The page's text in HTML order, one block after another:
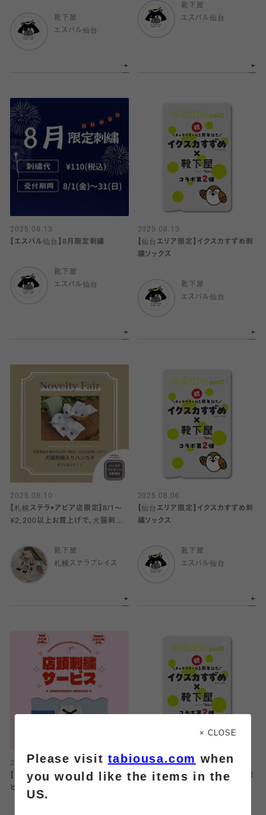
靴下屋
エスパル仙台
靴下屋
エスパル仙台
2025.08.13
【エスパル仙台】8月限定刺繍
靴下屋
エスパル仙台
2025.08.13
【仙台エリア限定】イクスカすずめ刺
繍ソックス
靴下屋
エスパル仙台
2025.08.10
【札幌ステラ•アピア店限定】8/1〜
¥2,200以上お買上げで、犬猫刺繍
靴下屋
札幌ステラプレイス
2025.08.06
【仙台エリア限定】イクスカすずめ刺
繍ソックス
靴下屋
エスパル仙台
2025.08.06
【選べる糸は32色🌈】店頭刺繍サー
ビスがパワーアップ💪
2025.08.06
【仙台エリア限定】イクスカすずめ刺
× CLOSE
Please visittabiousa.com when
you would like the items in the
US.